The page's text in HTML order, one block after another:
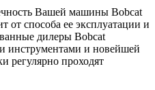
Вашей машины Bobcat
от способа ее эксплуатации и
дилеры Bobcat
инструментами и новейшей
регулярно проходят